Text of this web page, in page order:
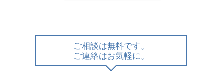
ご相談は無料です。
ご連絡はお気軽に。